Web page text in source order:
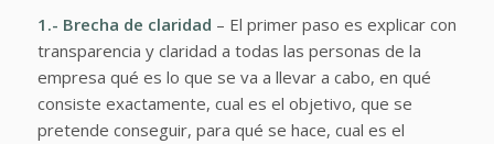
1.- Brecha de claridad – El primer paso es explicar con
transparencia y claridad a todas las personas de la
empresa qué es lo que se va a llevar a cabo, en qué
consiste exactamente, cual es el objetivo, que se
pretende conseguir, para qué se hace, cual es el